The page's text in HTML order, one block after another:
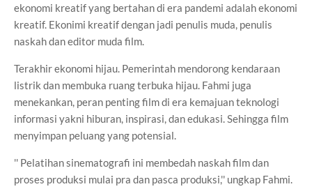
ekonomi kreatif yang bertahan di era pandemi adalah ekonomi
kreatif. Ekonimi kreatif dengan jadi penulis muda, penulis
naskah dan editor muda film.
Terakhir ekonomi hijau. Pemerintah mendorong kendaraan
listrik dan membuka ruang terbuka hijau. Fahmi juga
menekankan, peran penting film di era kemajuan teknologi
informasi yakni hiburan, inspirasi, dan edukasi. Sehingga film
menyimpan peluang yang potensial.
'' Pelatihan sinematografi ini membedah naskah film dan
proses produksi mulai pra dan pasca produksi,'' ungkap Fahmi.